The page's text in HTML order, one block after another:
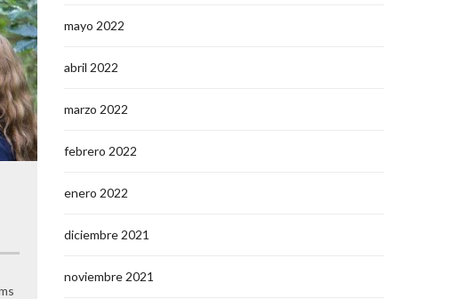
mayo 2022
abril 2022
marzo 2022
febrero 2022
enero 2022
diciembre 2021
noviembre 2021